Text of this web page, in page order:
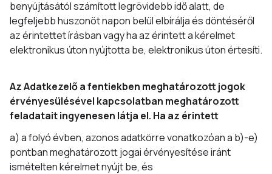
benyújtásától számított legrövidebb idő alatt, de
legfeljebb huszonöt napon belül elbírálja és döntéséről
az érintettet írásban vagy ha az érintett a kérelmet
elektronikus úton nyújtotta be, elektronikus úton értesíti.
Az Adatkezelő a fentiekben meghatározott jogok
érvényesülésével kapcsolatban meghatározott
feladatait ingyenesen látja el. Ha az érintett
a) a folyó évben, azonos adatkörre vonatkozóan a b)-e)
pontban meghatározott jogai érvényesítése iránt
ismételten kérelmet nyújt be, és